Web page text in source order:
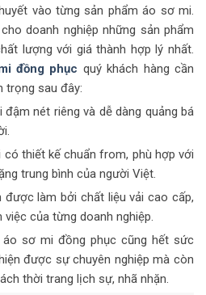
vào từng sản phẩm áo sơ mi.
doanh nghiệp những sản phẩm
lượng với giá thành hợp lý nhất.
đồng phục quý khách hàng cần
trọng sau đây:
nét riêng và dễ dàng quảng bá
thiết kế chuẩn from, phù hợp với
trung bình của người Việt.
làm bởi chất liệu vải cao cấp,
của từng doanh nghiệp.
áo sơ mi đồng phục cũng hết sức
được sự chuyên nghiệp mà còn
thời trang lịch sự, nhã nhặn.